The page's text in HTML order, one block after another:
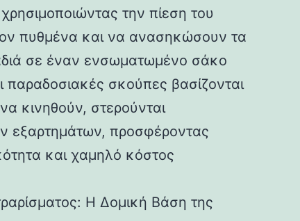
την πίεση του
πυθμένα και να ανασηκώσουν τα
σε έναν ενσωματωμένο σάκο
παραδοσιακές σκούπες βασίζονται
κινηθούν, στερούνται
εξαρτημάτων, προσφέροντας
και χαμηλό κόστος
Η Δομική Βάση της